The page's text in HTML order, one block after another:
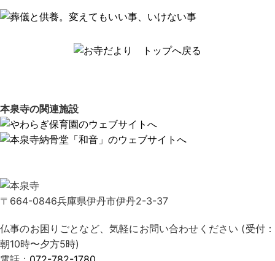
本泉寺の関連施設
〒664-0846兵庫県伊丹市伊丹2-3-37
仏事のお困りごとなど、気軽にお問い合わせください (受付：
朝10時〜夕方5時)